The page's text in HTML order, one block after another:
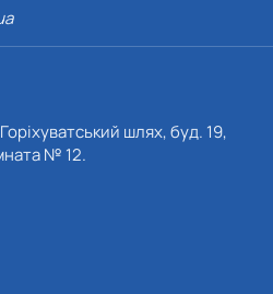
шлях, буд. 19,
№ 12.